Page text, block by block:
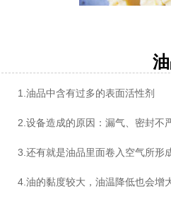
油品
1.油品中含有过多的表面活性剂
2.设备造成的原因：漏气、密封不
3.还有就是油品里面卷入空气所形
4.油的黏度较大，油温降低也会增